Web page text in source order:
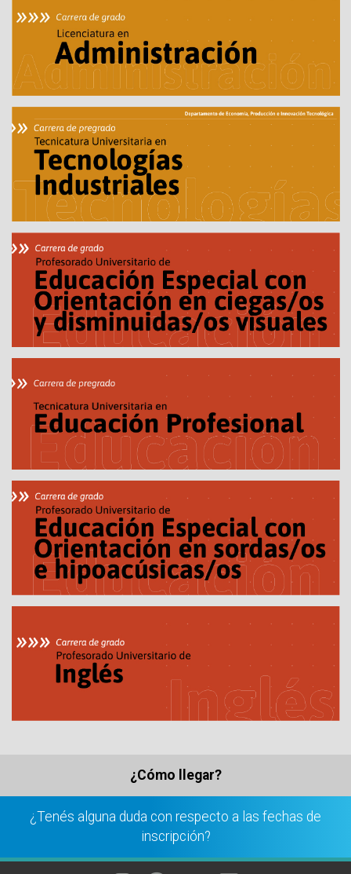
¿Cómo llegar?
¿Tenés alguna duda con respecto a las fechas de
inscripción?